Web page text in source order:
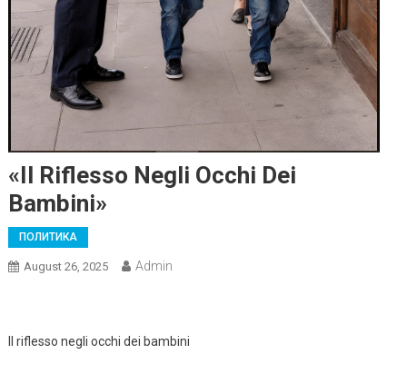
«Il Riflesso Negli Occhi Dei
Bambini»
ПОЛИТИКА
August 26, 2025 Admin
Il riflesso negli occhi dei bambini